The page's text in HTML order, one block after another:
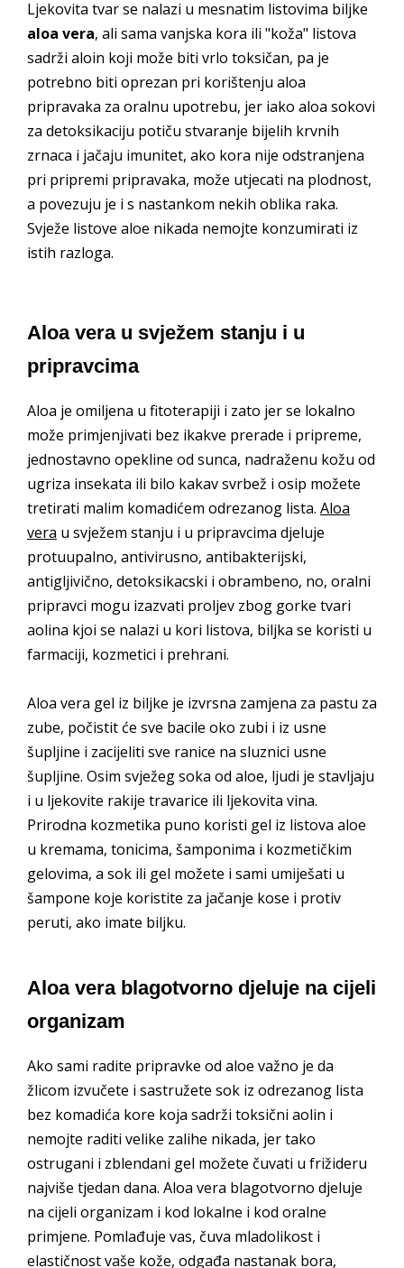
Ljekovita tvar se nalazi u mesnatim listovima biljke
aloa vera, ali sama vanjska kora ili "koža" listova
sadrži aloin koji može biti vrlo toksičan, pa je
potrebno biti oprezan pri korištenju aloa
pripravaka za oralnu upotrebu, jer iako aloa sokovi
za detoksikaciju potiču stvaranje bijelih krvnih
zrnaca i jačaju imunitet, ako kora nije odstranjena
pri pripremi pripravaka, može utjecati na plodnost,
a povezuju je i s nastankom nekih oblika raka.
Svježe listove aloe nikada nemojte konzumirati iz
istih razloga.
Aloa vera u svježem stanju i u
pripravcima
Aloa je omiljena u fitoterapiji i zato jer se lokalno
može primjenjivati bez ikakve prerade i pripreme,
jednostavno opekline od sunca, nadraženu kožu od
ugriza insekata ili bilo kakav svrbež i osip možete
tretirati malim komadićem odrezanog lista. Aloa
vera u svježem stanju i u pripravcima djeluje
protuupalno, antivirusno, antibakterijski,
antigljivično, detoksikacski i obrambeno, no, oralni
pripravci mogu izazvati proljev zbog gorke tvari
aolina kjoi se nalazi u kori listova, biljka se koristi u
farmaciji, kozmetici i prehrani.
Aloa vera gel iz biljke je izvrsna zamjena za pastu za
zube, počistit će sve bacile oko zubi i iz usne
šupljine i zacijeliti sve ranice na sluznici usne
šupljine. Osim svježeg soka od aloe, ljudi je stavljaju
i u ljekovite rakije travarice ili ljekovita vina.
Prirodna kozmetika puno koristi gel iz listova aloe
u kremama, tonicima, šamponima i kozmetičkim
gelovima, a sok ili gel možete i sami umiješati u
šampone koje koristite za jačanje kose i protiv
peruti, ako imate biljku.
Aloa vera blagotvorno djeluje na cijeli
organizam
Ako sami radite pripravke od aloe važno je da
žlicom izvučete i sastružete sok iz odrezanog lista
bez komadića kore koja sadrži toksični aolin i
nemojte raditi velike zalihe nikada, jer tako
ostrugani i zblendani gel možete čuvati u frižideru
najviše tjedan dana. Aloa vera blagotvorno djeluje
na cijeli organizam i kod lokalne i kod oralne
primjene. Pomlađuje vas, čuva mladolikost i
elastičnost vaše kože, odgađa nastanak bora,